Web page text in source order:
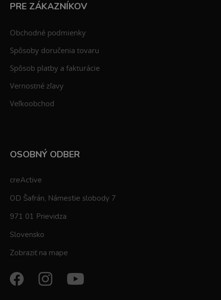
PRE ZÁKAZNÍKOV
Obchodné podmienky
Spôsoby doručenia tovaru
Spôsob platby a fakturácie
Vernostné zľavy
Veľkoobchod
OSOBNÝ ODBER
creActive
OD Šafrán, Námestie slobody 7
971 01 Prievidza
Slovensko
Zobraziť na mape